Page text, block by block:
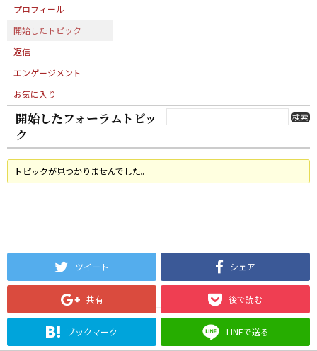
プロフィール
開始したトピック
返信
エンゲージメント
お気に入り
開始したフォーラムトピッ
ク
トピックが見つかりませんでした。
ツイート シェア
共有 後で読む
ブックマーク LINEで送る